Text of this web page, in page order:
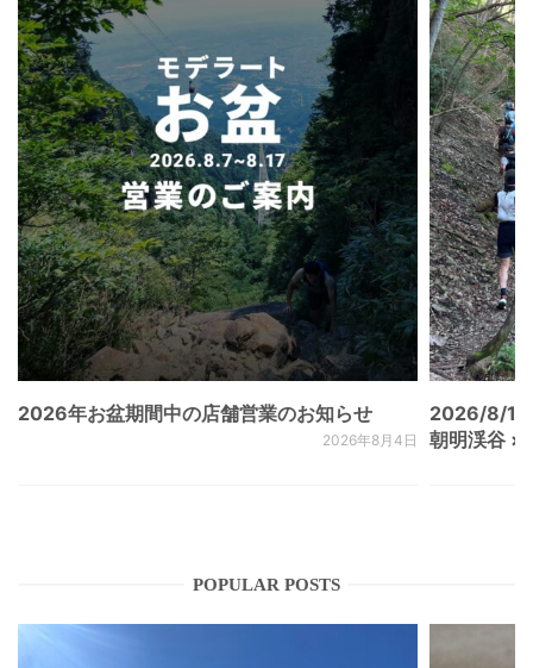
2026年お盆期間中の店舗営業のお知らせ
2026年8月4日
2026/8/
朝明渓谷 ×
POPULAR POSTS